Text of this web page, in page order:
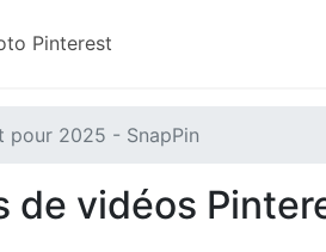
Pinterest
pour 2025 - SnapPin
de vidéos